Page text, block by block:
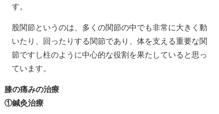
す。
股関節というのは、多くの関節の中でも非常に大きく動
いたり、回ったりする関節であり、体を支える重要な関
節ですし柱のように中心的な役割を果たしていると思っ
ています。
膝の痛みの治療
①鍼灸治療